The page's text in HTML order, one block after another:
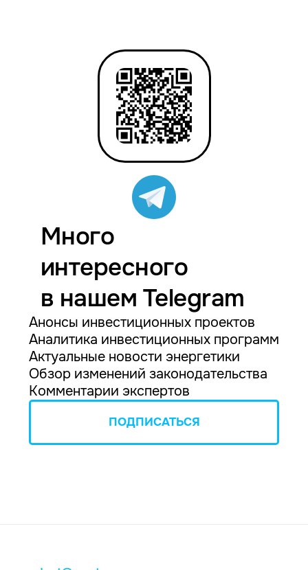
Много
интересного
в нашем Telegram
Анонсы инвестиционных проектов
Аналитика инвестиционных программ
Актуальные новости энергетики
Обзор изменений законодательства
Комментарии экспертов
ПОДПИСАТЬСЯ